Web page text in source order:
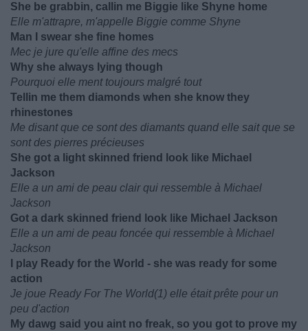
She be grabbin, callin me Biggie like Shyne home
Elle m'attrapre, m'appelle Biggie comme Shyne
Man I swear she fine homes
Mec je jure qu'elle affine des mecs
Why she always lying though
Pourquoi elle ment toujours malgré tout
Tellin me them diamonds when she know they
rhinestones
Me disant que ce sont des diamants quand elle sait que se
sont des pierres précieuses
She got a light skinned friend look like Michael
Jackson
Elle a un ami de peau clair qui ressemble à Michael
Jackson
Got a dark skinned friend look like Michael Jackson
Elle a un ami de peau foncée qui ressemble à Michael
Jackson
I play Ready for the World - she was ready for some
action
Je joue Ready For The World(1) elle était prête pour un
peu d'action
My dawg said you aint no freak, so you got to prove my